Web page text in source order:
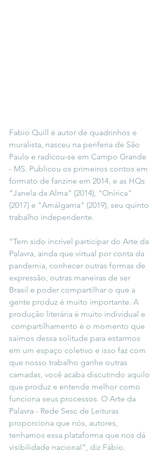
Fabio Quill é autor de quadrinhos e
muralista, nasceu na periferia de São
Paulo e radicou-se em Campo Grande
- MS. Publicou os primeiros contos em
formato de fanzine em 2014, e as HQs
"Janela da Alma" (2014), "Onírica"
(2017) e "Amálgama" (2019), seu quinto
trabalho independente.
“Tem sido incrível participar do Arte da
Palavra, ainda que virtual por conta da
pandemia, conhecer outras formas de
expressão, outras maneiras de ser
Brasil e poder compartilhar o que a
gente produz é muito importante. A
produção literária é muito individual e
compartilhamento é o momento que
saímos dessa solitude para estarmos
em um espaço coletivo e isso faz com
que nosso trabalho ganhe outras
camadas, você acaba discutindo aquilo
que produz e entende melhor como
funciona seus processos. O Arte da
Palavra - Rede Sesc de Leituras
proporciona que nós, autores,
tenhamos essa plataforma que nos dá
visibilidade nacional”, diz Fábio.